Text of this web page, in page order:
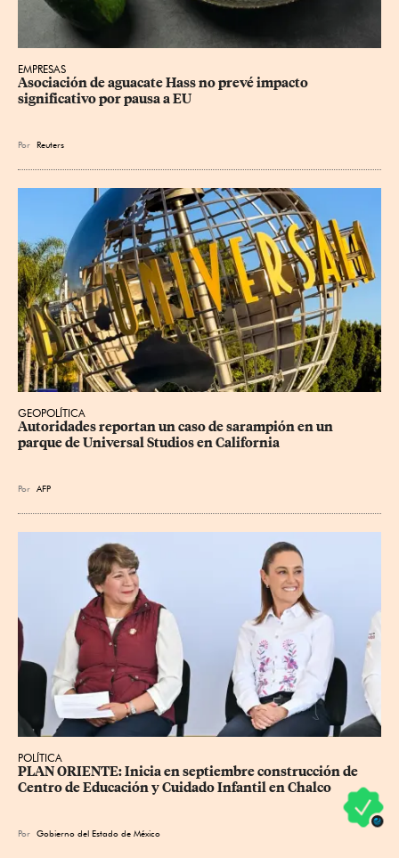
EMPRESAS
Asociación de aguacate Hass no prevé impacto
significativo por pausa a EU
Por Reuters
GEOPOLÍTICA
Autoridades reportan un caso de sarampión en un
parque de Universal Studios en California
Por AFP
POLÍTICA
PLAN ORIENTE: Inicia en septiembre construcción de
Centro de Educación y Cuidado Infantil en Chalco
Por Gobierno del Estado de México